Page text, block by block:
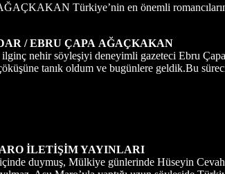
Türkiye’nin en önemli
/ EBRU ÇAPA AĞAÇKAKAN
nehir söyleşiyi deneyimli gazeteci Ebru
tanık oldum ve bugünlere geldik.Bu
İLETİŞİM YAYINLARI
duymuş, Mülkiye günlerinde Hüseyin